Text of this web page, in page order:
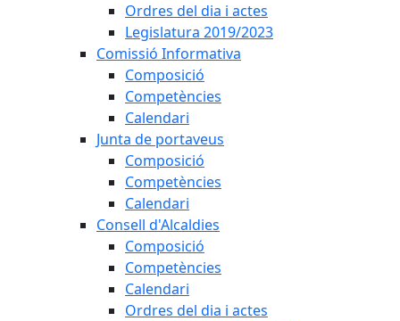
Ordres del dia i actes
Legislatura 2019/2023
Comissió Informativa
Composició
Competències
Calendari
Junta de portaveus
Composició
Competències
Calendari
Consell d'Alcaldies
Composició
Competències
Calendari
Ordres del dia i actes